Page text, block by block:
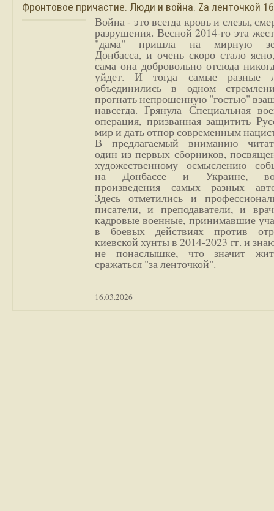
Фронтовое причастие. Люди и война. Zа ленточкой
Война - это всегда кровь и слезы,
разрушения. Весной 2014-го эта
"дама" пришла на мирную
Донбасса, и очень скоро стало
сама она добровольно отсюда
уйдет. И тогда самые разные
объединились в одном
прогнать непрошенную "гостью"
навсегда. Грянула Специальная
операция, призванная защитить
мир и дать отпор современным
В предлагаемый вниманию
один из первых сборников,
художественному осмыслению
на Донбассе и Украине,
произведения самых разных
Здесь отметились и
писатели, и преподаватели, и
кадровые военные, принимавшие
в боевых действиях против
киевской хунты в 2014-2023 гг. и
не понаслышке, что значит
сражаться "за ленточкой".
16.03.2026